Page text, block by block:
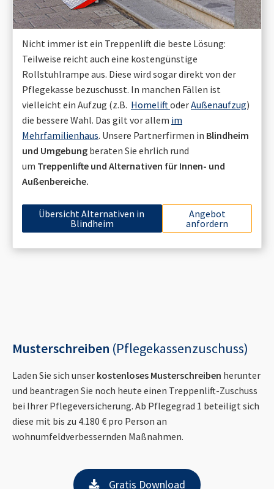
Nicht immer ist ein Treppenlift die beste Lösung:
Teilweise reicht auch eine kostengünstige
Rollstuhlrampe aus. Diese wird sogar direkt von der
Pflegekasse bezuschusst. In manchen Fällen ist
vielleicht ein Aufzug (z.B. HomeliftoderAußenaufzug)
die bessere Wahl. Das gilt vor allem im
Mehrfamilienhaus. Unsere Partnerfirmen in Blindheim
und Umgebung beraten Sie ehrlich rund
um Treppenlifte und Alternativen für Innen- und
Außenbereiche.
Übersicht Alternativen in
Blindheim
Angebot
anfordern
Musterschreiben (Pflegekassenzuschuss)
Laden Sie sich unser kostenloses Musterschreiben herunter
und beantragen Sie noch heute einen Treppenlift-Zuschuss
bei Ihrer Pflegeversicherung. Ab Pflegegrad 1 beteiligt sich
diese mit bis zu 4.180 € pro Person an
wohnumfeldverbessernden Maßnahmen.
Gratis Download